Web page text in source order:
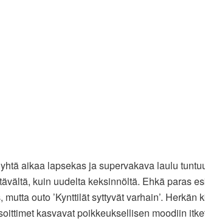
aikaa lapsekas ja supervakava laulu
kuin uudelta keksinnöltä. Ehkä paras
mutta outo ’Kynttilät syttyvät varhain’.
kasvavat poikkeuksellisen moodiin